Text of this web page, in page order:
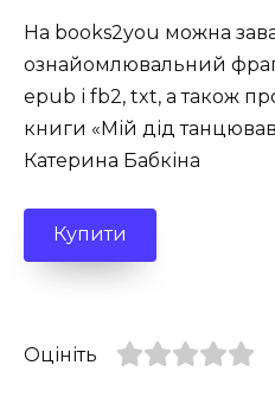
На books2you можна
ознайомлювальний
epub і fb2, txt, а також
книги «Мій дід
Катерина Бабкіна
Купити
Оцініть